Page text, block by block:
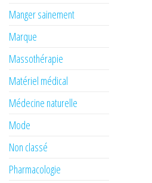
Manger sainement
Marque
Massothérapie
Matériel médical
Médecine naturelle
Mode
Non classé
Pharmacologie